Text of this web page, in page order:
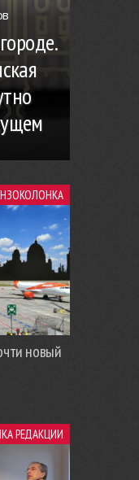
новый
РЕДАКЦИИ